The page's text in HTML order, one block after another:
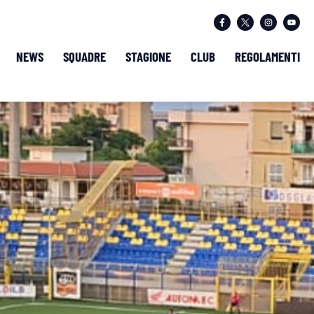
NEWS SQUADRE STAGIONE CLUB REGOLAMENTI